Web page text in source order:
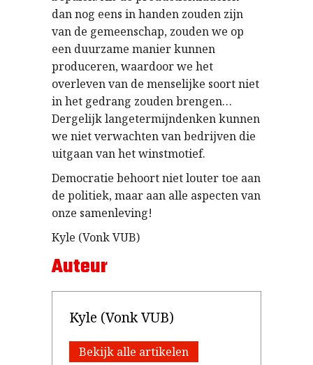
dan nog eens in handen zouden zijn
van de gemeenschap, zouden we op
een duurzame manier kunnen
produceren, waardoor we het
overleven van de menselijke soort niet
in het gedrang zouden brengen…
Dergelijk langetermijndenken kunnen
we niet verwachten van bedrijven die
uitgaan van het winstmotief.
Democratie behoort niet louter toe aan
de politiek, maar aan alle aspecten van
onze samenleving!
Kyle (Vonk VUB)
Auteur
Kyle (Vonk VUB)
Bekijk alle artikelen